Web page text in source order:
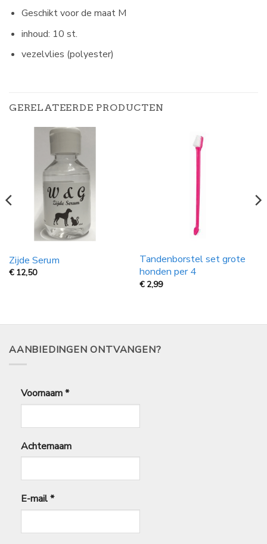
Geschikt voor de maat M
inhoud: 10 st.
vezelvlies (polyester)
GERELATEERDE PRODUCTEN
Zijde Serum
€ 12,50
Tandenborstel set grote
honden per 4
€ 2,99
AANBIEDINGEN ONTVANGEN?
Voornaam*
Achternaam
E-mail*